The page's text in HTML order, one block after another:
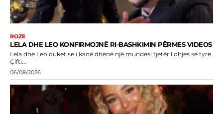
ROZE
LELA DHE LEO KONFIRMOJNË RI-BASHKIMIN PËRMES VIDEOS
Lela dhe Leo duket se i kanë dhënë një mundësi tjetër lidhjes së tyre.
Çifti...
06/08/2026